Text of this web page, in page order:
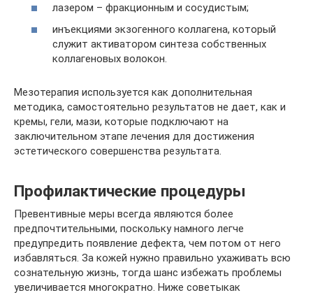
лазером – фракционным и сосудистым;
инъекциями экзогенного коллагена, который
служит активатором синтеза собственных
коллагеновых волокон.
Мезотерапия используется как дополнительная
методика, самостоятельно результатов не дает, как и
кремы, гели, мази, которые подключают на
заключительном этапе лечения для достижения
эстетического совершенства результата.
Профилактические процедуры
Превентивные меры всегда являются более
предпочтительными, поскольку намного легче
предупредить появление дефекта, чем потом от него
избавляться. За кожей нужно правильно ухаживать всю
сознательную жизнь, тогда шанс избежать проблемы
увеличивается многократно. Ниже советыкак